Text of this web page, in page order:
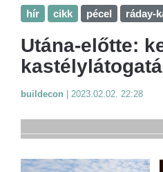
hír cikk pécel ráday-
Utána-előtte:
buildecon 2023.02.02. 22:28